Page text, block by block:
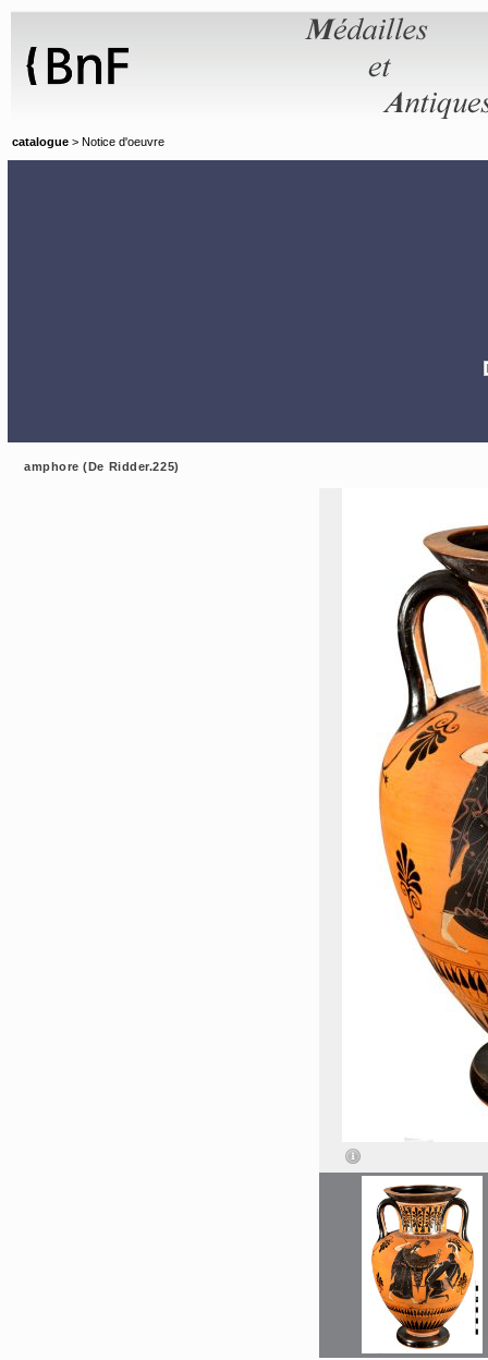
catalogue > Notice d'oeuvre
amphore (De Ridder.225)